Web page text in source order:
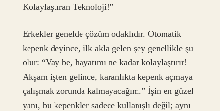
Kolaylaştıran Teknoloji!”
Erkekler genelde çözüm odaklıdır. Otomatik
kepenk deyince, ilk akla gelen şey genellikle şu
olur: “Vay be, hayatımı ne kadar kolaylaştırır!
Akşam işten gelince, karanlıkta kepenk açmaya
çalışmak zorunda kalmayacağım.” İşin en güzel
yanı, bu kepenkler sadece kullanışlı değil; aynı